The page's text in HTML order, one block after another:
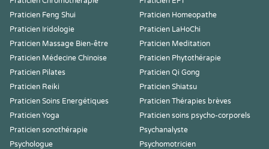
Praticien Feng Shui
Praticien Homeopathe
Praticien Iridologie
Praticien LaHoChi
Praticien Massage Bien-être
Praticien Meditation
Praticien Médecine Chinoise
Praticien Phytothérapie
Praticien Pilates
Praticien Qi Gong
Praticien Reiki
Praticien Shiatsu
Praticien Soins Energétiques
Praticien Thérapies brèves
Praticien Yoga
Praticien soins psycho-corporels
Praticien sonothérapie
Psychanalyste
Psychologue
Psychomotricien